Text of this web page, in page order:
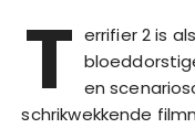
T errifier 2 is
en
schrikwekkende